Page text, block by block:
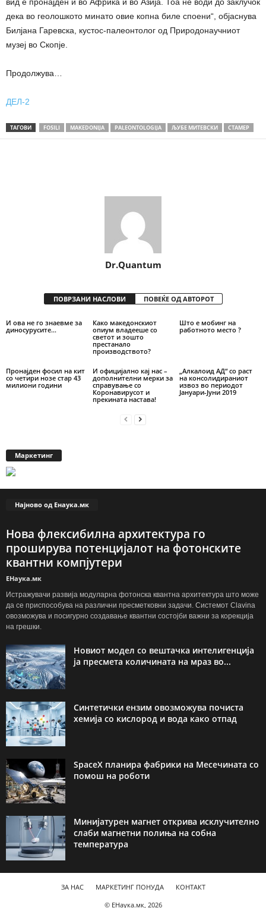
дека во геолошкото минато овие копна биле споени“, објаснува
Билјана Гаревска, кустос-палеонтолог од Природонаучниот
музеј во Скопје.
Продолжува…
ДЕЛ-2
ТАГОВИ FOSILI MAKEDONIJA PALEONTOLOGIJA ЉУБЕ МИТЕВСКИ СТАМЕР
Dr.Quantum
ПОВРЗАНИ НАСЛОВИ ПОВЕЌЕ ОД АВТОРОТ
И ова не го знаевме за
диносурусите…
Како македонскиот
опиум владееше со
светот и зошто
престанало
производството?
Што е мобинг на
работното место ?
Пронајден фосил на кит
со четири нозе стар 43
милиони години
И официјално кај нас –
дополнителни мерки за
справување со
Коронавирусот и
прекината настава!
„Алкалоид АД“ со раст
на консолидираниот
извоз во периодот
Јануари-Јуни 2019
Маркетинг
Најново од Енаука.мк
Нова флексибилна архитектура го
проширува потенцијалот на фотонските
квантни компјутери
ЕНаука.мк
Истражувачи развија модуларна фотонска квантна архитектура што може
да се приспособува на различни пресметковни задачи. Системот Clavina
овозможува и посигурно создавање квантни состојби важни за корекција
на грешки.
Новиот модел со вештачка интелигенција
ја пресмета количината на мраз во...
Синтетички ензим овозможува почиста
хемија со кислород и вода како отпад
SpaceX планира фабрики на Месечината со
помош на роботи
Минијатурен магнет открива исклучително
слаби магнетни полиња на собна
температура
ЗА НАС МАРКЕТИНГ ПОНУДА
КОНТАКТ
© ЕНаука.мк, 2026